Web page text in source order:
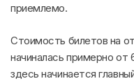
приемлемо.
Стоимость билетов на
начиналась примерно от
здесь начинается